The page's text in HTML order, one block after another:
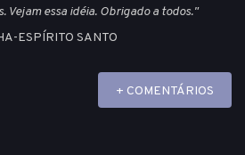
Vejam essa idéia. Obrigado a todos."
ESPÍRITO SANTO
+ COMENTÁRIOS